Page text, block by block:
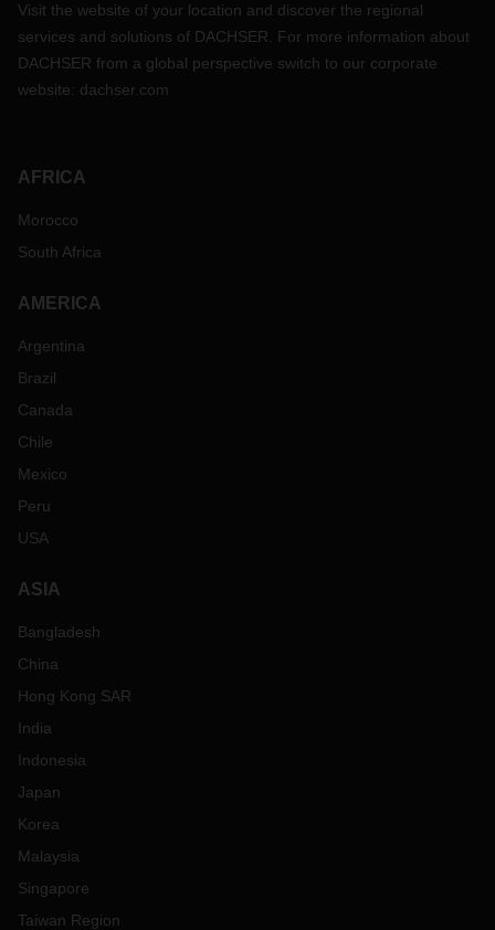
Visit the website of your location and discover the regional
services and solutions of DACHSER. For more information about
DACHSER from a global perspective switch to our corporate
website: dachser.com
AFRICA
Morocco
South Africa
AMERICA
Argentina
Brazil
Canada
Chile
Mexico
Peru
USA
ASIA
Bangladesh
China
Hong Kong SAR
India
Indonesia
Japan
Korea
Malaysia
Singapore
Taiwan Region